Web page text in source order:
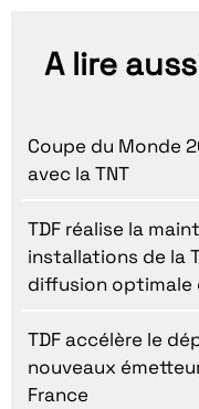
A lire
Coupe du Monde
avec la TNT
TDF réalise la
installations de la
diffusion optimale
TDF accélère le
nouveaux
France